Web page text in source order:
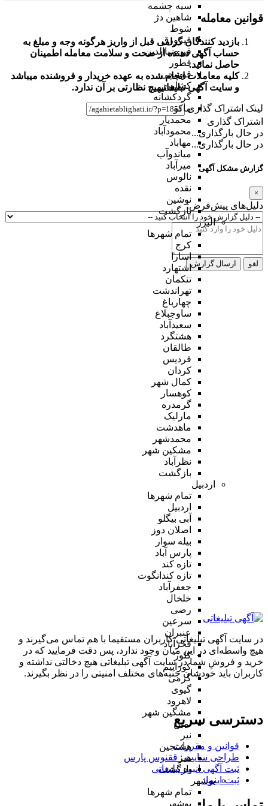
سیه چشمه
شاهین دژ
شوط
فیرورق
قر ضیاالدین
قطور
قوشچی
کشاورز
گردکشانه
ماکو
محمدیار
محمودآباد
مهاباد
میاندوآب
میرآباد
نالوس
نقده
نوشین
بازگشت
البرز
تمام شهر‌ها
کرج
اسارا
اشتهارد
تنکمان
تهراندشت
چهارباغ
ساوجبلاغ
سعیدآباد
هشتگرد
طالقان
فردیس
کردان
کمال شهر
کوهسار
گرمدره
مارلیک
ماهدشت
محمدشهر
مشکین شهر
نظرآباد
بازگشت
اردبیل
تمام شهر‌ها
اردبیل
آبی بیگلو
اصلان دوز
بیله سوار
پارس آباد
تازه کند
تازه کندانگوت
جعفرآباد
خلخال
رضی
سرعین
عنبران
فخرآباد
کلور
کوراییم
گرمی
گیوی
لاهرود
مشگین شهر
نمین
نیر
هشتجین
هیر
بازگشت
بوشهر
تمام شهر‌ها
بوشهر
قوانین معامله
بازدید کنندگان گرامی قبل از واریز هرگونه وجه و مبلغ به
حساب آگهی دهنده از صحت و سلامت معامله اطمینان
حاصل نمائید.
کلیه معاملات انجام شده به عهده خریدار و فروشنده میباشد
و سایت آگهی تبلیغاتیهیچ نظارتی بر آن ندارد.
لینک اشتراک گذاری
اشتراک گذاری
در حال بارگذاری...
در حال بارگذاری...
گزارش مشکل آگهی
×
دلیل‌های پیش‌فرض:
لغو ارسال گزارش
در سایت آگهی تبلیغاتی کاربران مستقیما با هم تماس می‌گیرند و
هیچ واسطه‌ای در این میان وجود ندارد، پس دقت فرمایید که در
خرید و فروشِ شما در سایت آگهی تبلیغاتی هیچ دخالتی نداشته و
کاربران باید خودشان جنبه‌های مختلف امنیتی را در نظر بگیرند.
دسترسی سریع
قوانین و مقررات
طراحی سایت : ققنوس پارس
ثبت آگهی انبوه تبلیغاتی
ثبت اینماد